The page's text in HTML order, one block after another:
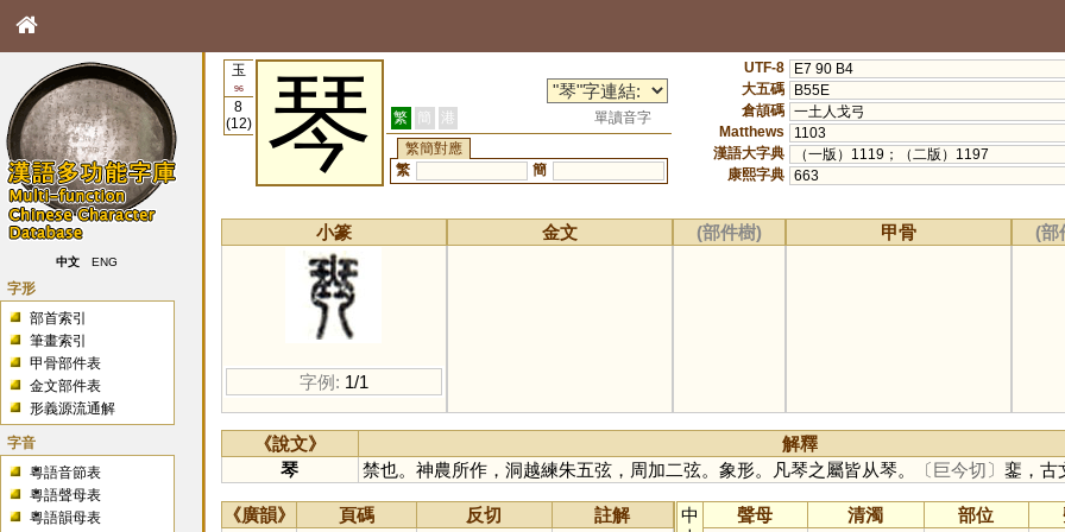
中文 ENG
字形
部首索引
筆畫索引
甲骨部件表
金文部件表
形義源流通解
字音
粵語音節表
粵語聲母表
粵語韻母表
玉
96
8
(12)
琴 繁 簡 港
單讀音字
繁簡對應
繁
簡
UTF-8
E7 90 B4
大五碼
B55E
倉頡碼 一土人戈弓
Matthews
1103
漢語大字典
（一版）1119；（二版）1197
康熙字典 663
小篆
字例: 1/1
金文 (部件樹) 甲骨 (部
《說文》
解釋
琴
禁也。神農所作，洞越練朱五弦，周加二弦。象形。凡琴之屬皆从琴。 〔巨今切〕 䥆，古
《廣韻》 頁碼 反切
註解
中
聲母 清濁 部位